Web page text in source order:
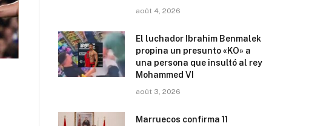
août 4, 2026
El luchador Ibrahim Benmalek
propina un presunto «KO» a
una persona que insultó al rey
Mohammed VI
août 3, 2026
Marruecos confirma 11